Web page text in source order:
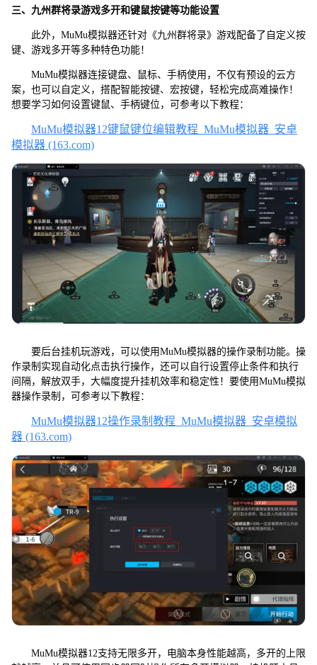
三、 九州群将录游戏多开和键鼠按键等功能设置
此外，MuMu模拟器还针对《九州群将录》游戏配备了自定义按
键、游戏多开等多种特色功能！
MuMu模拟器连接键盘、鼠标、手柄使用，不仅有预设的云方
案，也可以自定义，搭配智能按键、宏按键，轻松完成高难操作！
想要学习如何设置键鼠、手柄键位，可参考以下教程：
MuMu模拟器12键鼠键位编辑教程_MuMu模拟器_安卓
模拟器 (163.com)
要后台挂机玩游戏，可以使用MuMu模拟器的操作录制功能。操
作录制实现自动化点击执行操作，还可以自行设置停止条件和执行
间隔，解放双手，大幅度提升挂机效率和稳定性！要使用MuMu模拟
器操作录制，可参考以下教程：
MuMu模拟器12操作录制教程_MuMu模拟器_安卓模拟
器 (163.com)
MuMu模拟器12支持无限多开，电脑本身性能越高，多开的上限